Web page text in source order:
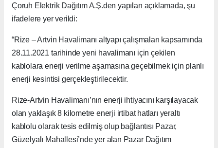
Çoruh Elektrik Dağıtım A.Ş.den yapılan açıklamada, şu
ifadelere yer verildi:
“Rize – Artvin Havalimanı altyapı çalışmaları kapsamında
28.11.2021 tarihinde yeni havalimanı için çekilen
kablolara enerji verilme aşamasına geçebilmek için planlı
enerji kesintisi gerçekleştirilecektir.
Rize-Artvin Havalimanı’nın enerji ihtiyacını karşılayacak
olan yaklaşık 8 kilometre enerji irtibat hatları yeraltı
kablolu olarak tesis edilmiş olup bağlantısı Pazar,
Güzelyalı Mahallesi’nde yer alan Pazar Dağıtım